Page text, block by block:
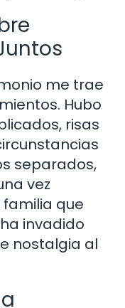
me trae
Hubo
risas
separados,
vez
que
invadido
nostalgia al